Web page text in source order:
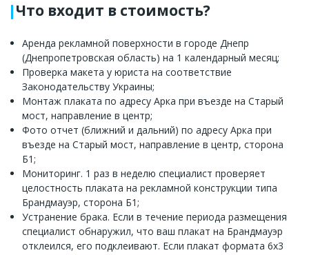
Что входит в стоимость?
Аренда рекламной поверхности в городе Днепр
(Днепропетровская область) на 1 календарный месяц;
Проверка макета у юриста на соответствие
Законодательству Украины;
Монтаж плаката по адресу Арка при въезде на Старый
мост, направление в центр;
Фото отчет (ближний и дальний) по адресу Арка при
въезде на Старый мост, направление в центр, сторона
Б1;
Мониторинг. 1 раз в неделю специалист проверяет
целостность плаката на рекламной конструкции типа
Брандмауэр, сторона Б1;
Устранение брака. Если в течение периода размещения
специалист обнаружил, что ваш плакат на Брандмауэр
отклеился, его подклеивают. Если плакат формата 6x3